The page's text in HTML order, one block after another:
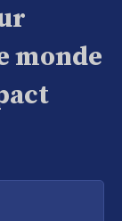
monde